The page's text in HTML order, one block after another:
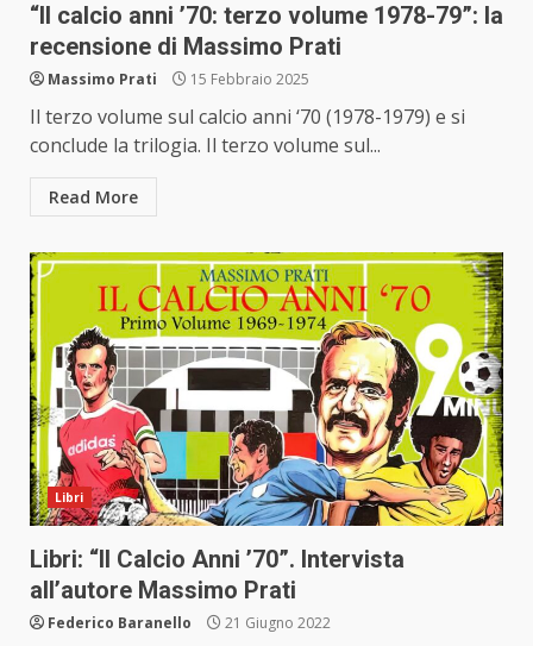
“Il calcio anni ’70: terzo volume 1978-79”: la
recensione di Massimo Prati
Massimo Prati 15 Febbraio 2025
Il terzo volume sul calcio anni ‘70 (1978-1979) e si
conclude la trilogia. Il terzo volume sul...
Read More
Libri
Libri: “Il Calcio Anni ’70”. Intervista
all’autore Massimo Prati
Federico Baranello 21 Giugno 2022